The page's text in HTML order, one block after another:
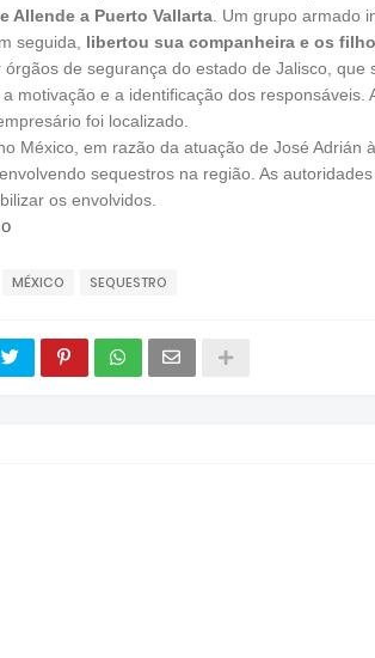
Allende a Puerto Vallarta. Um grupo armado
seguida, libertou sua companheira e os
de segurança do estado de Jalisco, que
motivação e a identificação dos responsáveis.
foi localizado.
México, em razão da atuação de José Adrián
sequestros na região. As
os envolvidos.
MÉXICO SEQUESTRO